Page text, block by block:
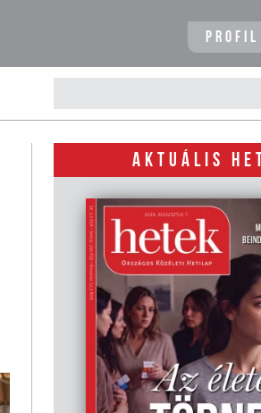
Profil
AKTUÁLIS